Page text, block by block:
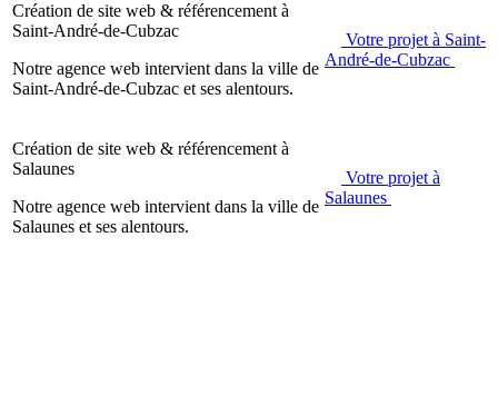
Création de site web & référencement à
Saint-André-de-Cubzac
Notre agence web intervient dans la ville de
Saint-André-de-Cubzac et ses alentours.
Votre projet à Saint-
André-de-Cubzac
Création de site web & référencement à
Salaunes
Notre agence web intervient dans la ville de
Salaunes et ses alentours.
Votre projet à
Salaunes